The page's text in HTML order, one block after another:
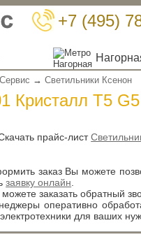
+7 (495)
→Светильники Ксенон
Кристалл Т5 G5
прайс-лист
заказ Вы можете
заявку онлайн
заказать обратный
оперативно
для ваших